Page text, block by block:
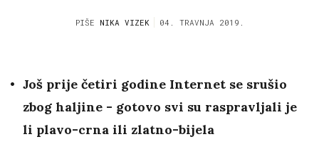
PIŠE NIKA VIZEK 04. TRAVNJA 2019.
Još prije četiri godine Internet se srušio
zbog haljine - gotovo svi su raspravljali je
li plavo-crna ili zlatno-bijela